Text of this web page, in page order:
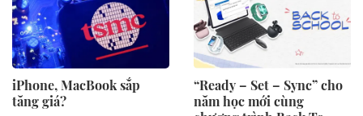
iPhone, MacBook sắp
tăng giá?
“Ready – Set – Sync” cho
năm học mới cùng